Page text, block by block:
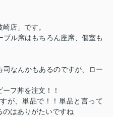
店」です。
ル席はもちろん座席、個室も
なんかもあるのですが、ロー
フ丼を注文！！
が、単品で！！単品と言って
のはありがたいですね